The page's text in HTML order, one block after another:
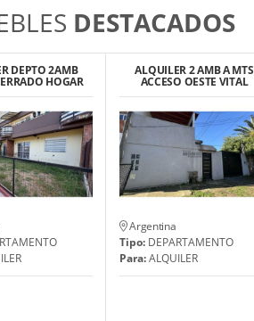
DESTACADOS
DEPTO 2AMB
HOGAR
PASO DEL REY
ALQUILER 2 AMB A MTS
ACCESO OESTE VITAL
Argentina
Tipo:DEPARTAMENTO
Para:ALQUILER